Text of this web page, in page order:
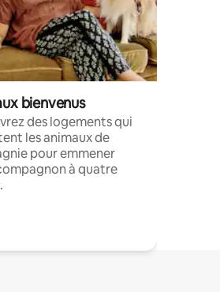
bienvenus
des logements qui
les animaux de
pour emmener
à quatre